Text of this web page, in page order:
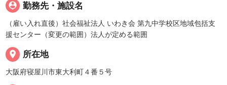
person_pin 勤務先・施設名
（雇い入れ直後）社会福祉法人 いわき会 第九中学校区地域包括支
援センター（変更の範囲）法人が定める範囲
place 所在地
大阪府寝屋川市東大利町４番５号